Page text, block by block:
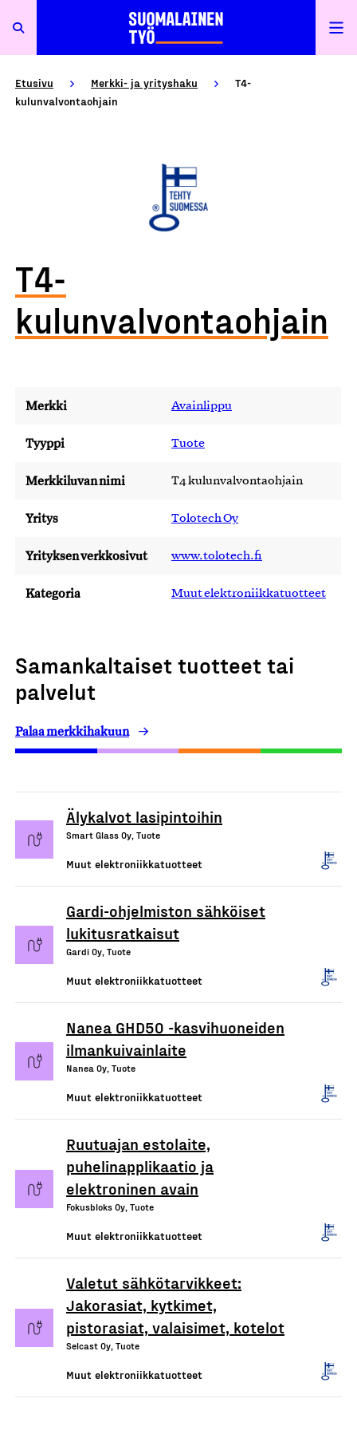
Etusivu Merkki- ja yrityshaku
T4-
kulunvalvontaohjain
T4-
kulunvalvontaohjain
Merkki Avainlippu
Tyyppi Tuote
Merkkiluvan nimi T4 kulunvalvontaohjain
Yritys Tolotech Oy
Yrityksen verkkosivut www.tolotech.fi
Kategoria Muut elektroniikkatuotteet
Samankaltaiset tuotteet tai
palvelut
Palaa merkkihakuun
Älykalvot lasipintoihin
Smart Glass Oy, Tuote
Muut elektroniikkatuotteet
Gardi-ohjelmiston sähköiset
lukitusratkaisut
Gardi Oy, Tuote
Muut elektroniikkatuotteet
Nanea GHD50 -kasvihuoneiden
ilmankuivainlaite
Nanea Oy, Tuote
Muut elektroniikkatuotteet
Ruutuajan estolaite,
puhelinapplikaatio ja
elektroninen avain
Fokusbloks Oy, Tuote
Muut elektroniikkatuotteet
Valetut sähkötarvikkeet:
Jakorasiat, kytkimet,
pistorasiat, valaisimet, kotelot
Selcast Oy, Tuote
Muut elektroniikkatuotteet